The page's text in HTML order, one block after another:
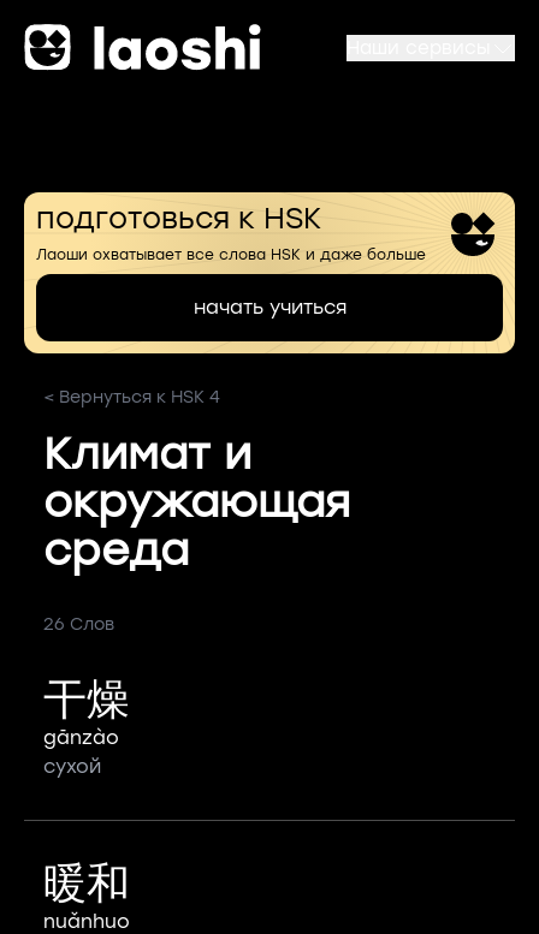
подготовься к HSK
Лаоши охватывает все слова HSK и даже больше
начать учиться
< Вернуться к HSK 4
Климат и
окружающая
среда
26 Слов
干燥
gānzào
сухой
暖和
nuǎnhuo